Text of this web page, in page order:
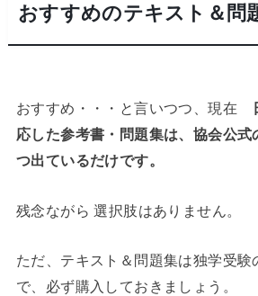
おすすめのテキスト＆問
おすすめ・・・と言いつつ、現在
応した参考書・問題集は、協会公
つ出ているだけです。
残念ながら 選択肢はありません。
ただ、テキスト＆問題集は独学受
で、必ず購入しておきましょう。